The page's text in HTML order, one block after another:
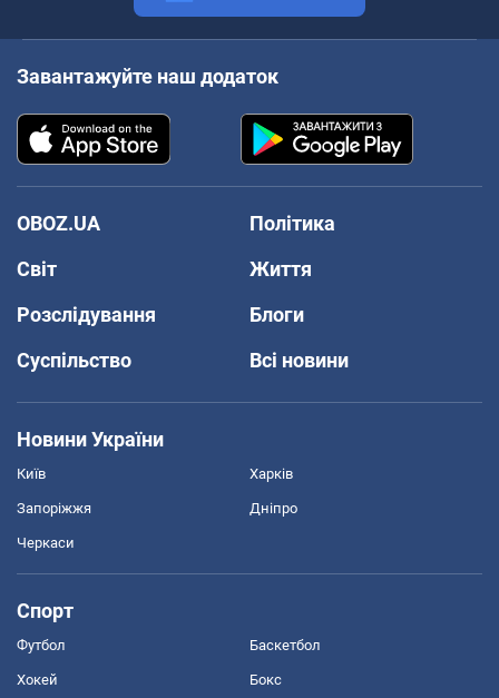
Завантажуйте наш додаток
OBOZ.UA
Політика
Світ
Життя
Розслідування
Блоги
Суспільство
Всі новини
Новини України
Київ Харків
Запоріжжя Дніпро
Черкаси
Спорт
Футбол Баскетбол
Хокей Бокс